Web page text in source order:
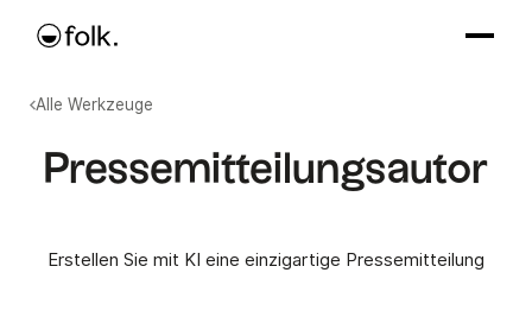
Alle Werkzeuge
Pressemitteilungsautor
Erstellen Sie mit KI eine einzigartige Pressemitteilung